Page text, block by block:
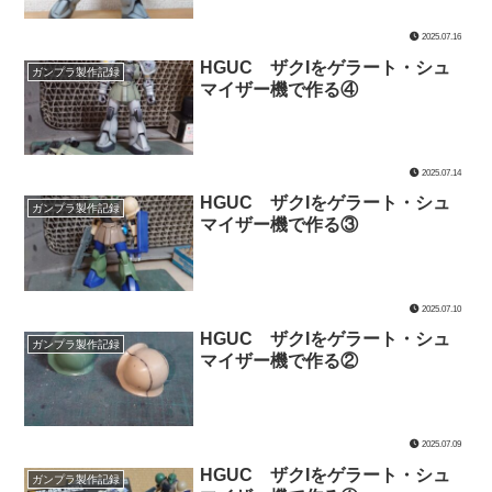
2025.07.16
ガンプラ製作記録
HGUC ザクIをゲラート・シュ
マイザー機で作る④
2025.07.14
ガンプラ製作記録
HGUC ザクIをゲラート・シュ
マイザー機で作る③
2025.07.10
ガンプラ製作記録
HGUC ザクIをゲラート・シュ
マイザー機で作る②
2025.07.09
ガンプラ製作記録
HGUC ザクIをゲラート・シュ